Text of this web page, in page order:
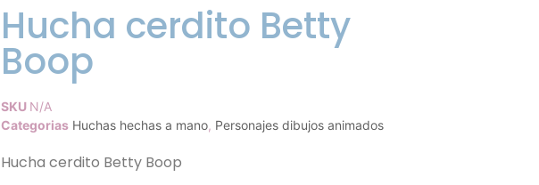
Hucha cerdito Betty
Boop
SKU N/A
Categorias Huchas hechas a mano, Personajes dibujos animados
Hucha cerdito Betty Boop